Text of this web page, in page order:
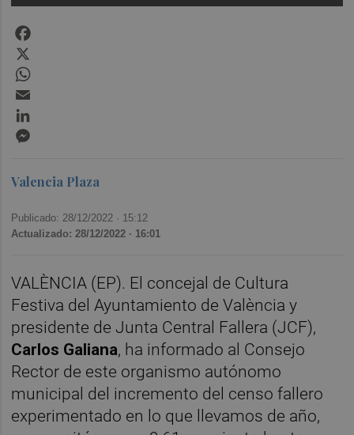
Valencia Plaza
Publicado: 28/12/2022 · 15:12
Actualizado: 28/12/2022 · 16:01
VALÈNCIA (EP). El concejal de Cultura
Festiva del Ayuntamiento de València y
presidente de Junta Central Fallera (JCF),
Carlos Galiana, ha informado al Consejo
Rector de este organismo autónomo
municipal del incremento del censo fallero
experimentado en lo que llevamos de año,